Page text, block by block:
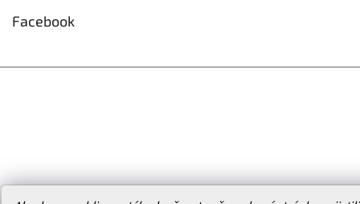
Facebook